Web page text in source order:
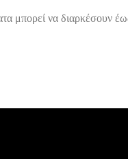
μπορεί να διαρκέσουν